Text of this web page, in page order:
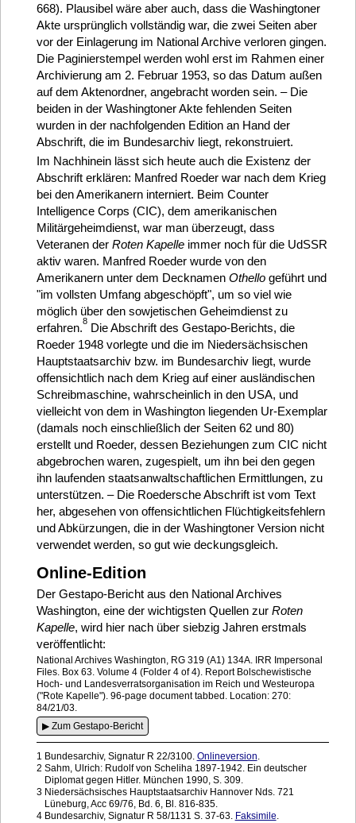
668). Plausibel wäre aber auch, dass die Washingtoner
Akte ursprünglich vollständig war, die zwei Seiten aber
vor der Einlagerung im National Archive verloren gingen.
Die Paginierstempel werden wohl erst im Rahmen einer
Archivierung am 2. Februar 1953, so das Datum außen
auf dem Aktenordner, angebracht worden sein. – Die
beiden in der Washingtoner Akte fehlenden Seiten
wurden in der nachfolgenden Edition an Hand der
Abschrift, die im Bundesarchiv liegt, rekonstruiert.
Im Nachhinein lässt sich heute auch die Existenz der
Abschrift erklären: Manfred Roeder war nach dem Krieg
bei den Amerikanern interniert. Beim Counter
Intelligence Corps (CIC), dem amerikanischen
Militärgeheimdienst, war man überzeugt, dass
Veteranen der Roten Kapelleimmer noch für die UdSSR
aktiv waren. Manfred Roeder wurde von den
Amerikanern unter dem Decknamen Othellogeführt und
"im vollsten Umfang abgeschöpft", um so viel wie
möglich über den sowjetischen Geheimdienst zu
erfahren.8Die Abschrift des Gestapo-Berichts, die
Roeder 1948 vorlegte und die im Niedersächsischen
Hauptstaatsarchiv bzw. im Bundesarchiv liegt, wurde
offensichtlich nach dem Krieg auf einer ausländischen
Schreibmaschine, wahrscheinlich in den USA, und
vielleicht von dem in Washington liegenden Ur-Exemplar
(damals noch einschließlich der Seiten 62 und 80)
erstellt und Roeder, dessen Beziehungen zum CIC nicht
abgebrochen waren, zugespielt, um ihn bei den gegen
ihn laufenden staatsanwaltschaftlichen Ermittlungen, zu
unterstützen. – Die Roedersche Abschrift ist vom Text
her, abgesehen von offensichtlichen Flüchtigkeitsfehlern
und Abkürzungen, die in der Washingtoner Version nicht
verwendet werden, so gut wie deckungsgleich.
Online-Edition
Der Gestapo-Bericht aus den National Archives
Washington, eine der wichtigsten Quellen zur Roten
Kapelle, wird hier nach über siebzig Jahren erstmals
veröffentlicht:
National Archives Washington, RG 319 (A1) 134A. IRR Impersonal
Files. Box 63. Volume 4 (Folder 4 of 4). Report Bolschewistische
Hoch- und Landesverratsorganisation im Reich und Westeuropa
("Rote Kapelle"). 96-page document tabbed. Location: 270:
84/21/03.
1 Bundesarchiv, Signatur R 22/3100. Onlineversion
2 Sahm, Ulrich: Rudolf von Scheliha 1897-1942. Ein deutscher
Diplomat gegen Hitler. München 1990, S. 309.
3 Niedersächsisches Hauptstaatsarchiv Hannover Nds. 721
Lüneburg, Acc 69/76, Bd. 6, Bl. 816-835.
4 Bundesarchiv, Signatur R 58/1131 S. 37-63. Faksimile